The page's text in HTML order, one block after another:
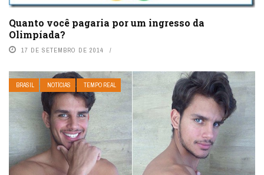
Quanto você pagaria por um ingresso da
Olimpíada?
17 DE SETEMBRO DE 2014
BRASIL NOTÍCIAS TEMPO REAL